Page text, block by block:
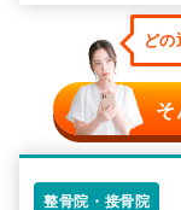
ど
そ
整骨院・接骨院